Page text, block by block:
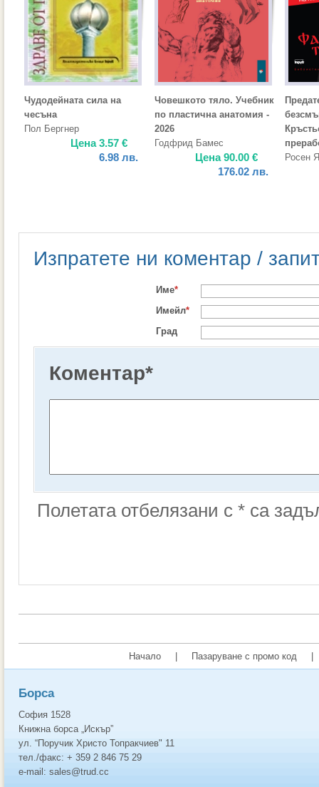
Чудодейната сила на
чесъна
Пол Бергнер
Цена3.57 €
6.98 лв.
Човешкото тяло. Учебник
по пластична анатомия -
2026
Годфрид Бамес
Цена90.00 €
176.02 лв.
Росен
Изпратете ни коментар /
Име*
Имейл*
Град
Коментар*
Полетата отбелязани с * са
Начало Пазаруване с промо код
Борса
София 1528
Книжна борса „Искър”
ул. “Поручик Христо Топракчиев" 11
тел./факс: + 359 2 846 75 29
e-mail: sales@trud.cc